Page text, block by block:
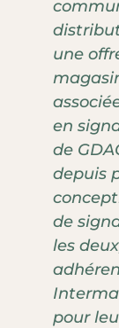
une
en
de
depuis
de
les
pour